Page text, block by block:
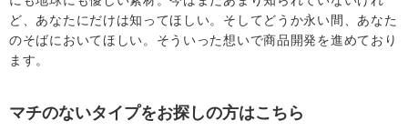
ど、あなたにだけは知ってほしい。そしてどうか永い間、あなた
のそばにおいてほしい。そういった想いで商品開発を進めており
ます。
マチのないタイプをお探しの方はこちら